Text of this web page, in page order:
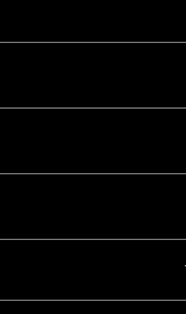
2023年03月
2023年01月